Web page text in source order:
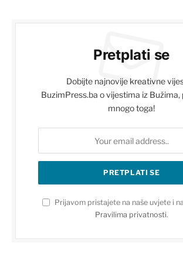
Pretplati se
Dobijte najnovije kreativne
BuzimPress.ba o vijestima iz Bužima,
mnogo toga!
Prijavom pristajete na naše uvjete i
Pravilima privatnosti.